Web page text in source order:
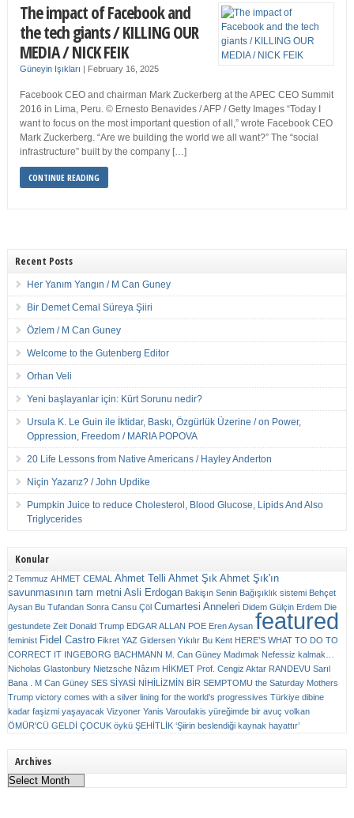
The impact of Facebook and
the tech giants / KILLING OUR
MEDIA / NICK FEIK
Güneyin Işıkları | February 16, 2025
Facebook CEO and chairman Mark Zuckerberg at the APEC CEO Summit
2016 in Lima, Peru. © Ernesto Benavides / AFP / Getty Images “Today I
want to focus on the most important question of all,” wrote Facebook CEO
Mark Zuckerberg. “Are we building the world we all want?” The “social
infrastructure” built by the company […]
CONTINUE READING
Recent Posts
Her Yanım Yangın / M Can Guney
Bir Demet Cemal Süreya Şiiri
Özlem / M Can Guney
Welcome to the Gutenberg Editor
Orhan Veli
Yeni başlayanlar için: Kürt Sorunu nedir?
Ursula K. Le Guin ile İktidar, Baskı, Özgürlük Üzerine / on Power,
Oppression, Freedom / MARIA POPOVA
20 Life Lessons from Native Americans / Hayley Anderton
Niçin Yazarız? / John Updike
Pumpkin Juice to reduce Cholesterol, Blood Glucose, Lipids And Also
Triglycerides
Konular
2 Temmuz AHMET CEMAL Ahmet Telli Ahmet Şık Ahmet Şık'ın
savunmasının tam metni Asli Erdogan Bakişın Senin Bağışıklık sistemi Behçet
Aysan Bu Tufandan Sonra Cansu Çöl Cumartesi Anneleri Didem Gülçin Erdem Die
gestundete Zeit Donald Trump EDGAR ALLAN POE Eren Aysan featured
feminist Fidel Castro Fikret YAZ Gidersen Yıkılır Bu Kent HERE’S WHAT TO DO TO
CORRECT IT INGEBORG BACHMANN M. Can Güney Madımak Nefessiz kalmak…
Nicholas Glastonbury Nietzsche Nâzım HİKMET Prof. Cengiz Aktar RANDEVU Sarıl
Bana . M Can Güney SES SİYASİ NİHİLİZMİN BİR SEMPTOMU the Saturday Mothers
Trump victory comes with a silver lining for the world’s progressives Türkiye dibine
kadar faşizmi yaşayacak Vizyoner Yanis Varoufakis yüreğimde bir avuç volkan
ÖMÜR'CÜ GELDİ ÇOCUK öykü ŞEHİTLİK ‘Şiirin beslendiği kaynak hayattır’
Archives
Archives